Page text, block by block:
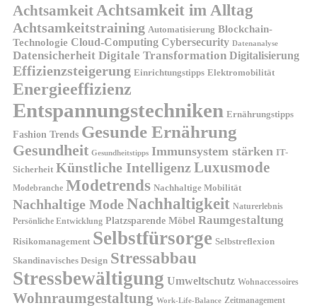
AchtsamkeitAchtsamkeit im Alltag
Achtsamkeitstraining Automatisierung Blockchain-
Technologie Cloud-Computing Cybersecurity Datenanalyse
Datensicherheit Digitale Transformation Digitalisierung
Effizienzsteigerung Einrichtungstipps Elektromobilität
Energieeffizienz
Entspannungstechniken Ernährungstipps
Fashion Trends Gesunde Ernährung
Gesundheit Gesundheitstipps Immunsystem stärken IT-
Sicherheit Künstliche IntelligenzLuxusmode
Modebranche Modetrends Nachhaltige Mobilität
Nachhaltige ModeNachhaltigkeit Naturerlebnis
Persönliche Entwicklung Platzsparende Möbel Raumgestaltung
Risikomanagement Selbstfürsorge Selbstreflexion
Skandinavisches Design Stressabbau
Stressbewältigung Umweltschutz Wohnaccessoires
Wohnraumgestaltung Work-Life-Balance Zeitmanagement